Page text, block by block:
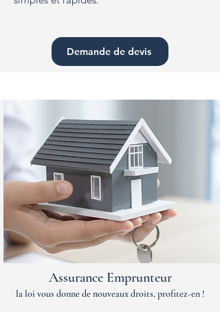
Demande de devis
Assurance Emprunteur
la loi vous donne de nouveaux droits, profitez-en !